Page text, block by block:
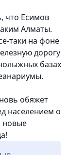
что Есимов
Алматы.
таки на фоне
дорогу
базах
обяжет
населением о
новые